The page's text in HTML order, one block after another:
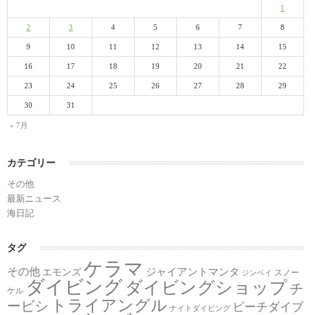
« 7月
1
2 3 4 5 6 7 8
9 10 11 12 13 14 15
16 17 18 19 20 21 22
23 24 25 26 27 28 29
30 31
カテゴリー
その他
最新ニュース
海日記
タグ
その他 エモンズ ケラマ ジャイアントマンタ ジンベイ
スノー
ケル ダイビング ダイビングショップチ
ービシ
トライアングル ナイトダイビング ビーチダイブ